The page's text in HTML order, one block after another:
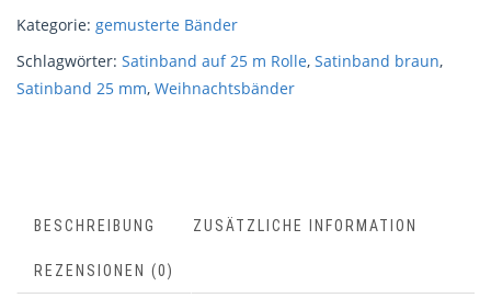
Kategorie: gemusterte Bänder
Schlagwörter: Satinband auf 25 m Rolle, Satinband braun,
Satinband 25 mm, Weihnachtsbänder
BESCHREIBUNG ZUSÄTZLICHE INFORMATION
REZENSIONEN (0)